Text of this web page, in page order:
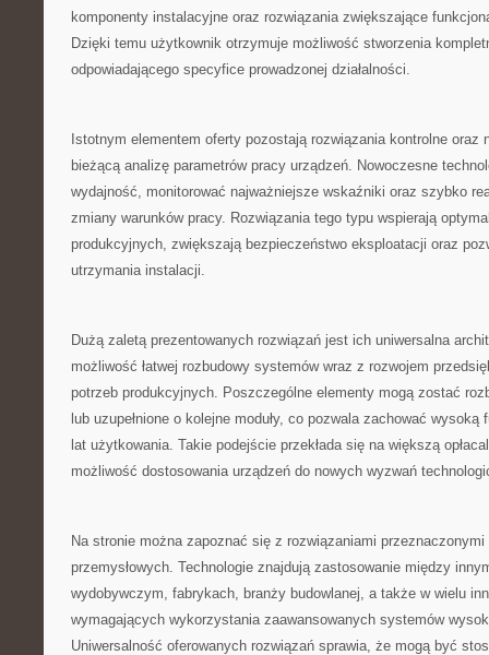
komponenty instalacyjne oraz rozwiązania zwiększające
Dzięki temu użytkownik otrzymuje możliwość stworzenia
odpowiadającego specyfice prowadzonej działalności.
Istotnym elementem oferty pozostają rozwiązania kontrolne oraz
bieżącą analizę parametrów pracy urządzeń. Nowoczesne
wydajność, monitorować najważniejsze wskaźniki oraz szybko
zmiany warunków pracy. Rozwiązania tego typu wspierają
produkcyjnych, zwiększają bezpieczeństwo eksploatacji oraz
utrzymania instalacji.
Dużą zaletą prezentowanych rozwiązań jest ich uniwersalna
możliwość łatwej rozbudowy systemów wraz z rozwojem
potrzeb produkcyjnych. Poszczególne elementy mogą zostać
lub uzupełnione o kolejne moduły, co pozwala zachować
lat użytkowania. Takie podejście przekłada się na większą
możliwość dostosowania urządzeń do nowych wyzwań
Na stronie można zapoznać się z rozwiązaniami przeznaczonymi
przemysłowych. Technologie znajdują zastosowanie między
wydobywczym, fabrykach, branży budowlanej, a także w wielu
wymagających wykorzystania zaawansowanych systemów
Uniwersalność oferowanych rozwiązań sprawia, że mogą być